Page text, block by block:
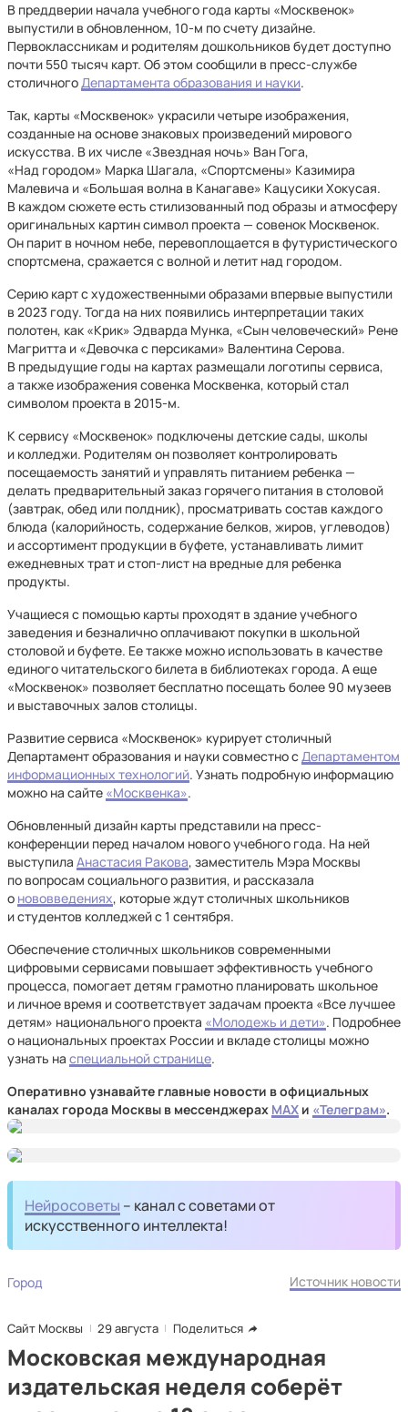
В преддверии начала учебного года карты «Москвенок»
выпустили в обновленном, 10-м по счету дизайне.
Первоклассникам и родителям дошкольников будет доступно
почти 550 тысяч карт. Об этом сообщили в пресс-службе
столичногоДепартамента образования и науки.
Так, карты «Москвенок» украсили четыре изображения,
созданные на основе знаковых произведений мирового
искусства. В их числе «Звездная ночь» Ван Гога,
«Над городом» Марка Шагала, «Спортсмены» Казимира
Малевича и «Большая волна в Канагаве» Кацусики Хокусая.
В каждом сюжете есть стилизованный под образы и атмосферу
оригинальных картин символ проекта — совенок Москвенок.
Он парит в ночном небе, перевоплощается в футуристического
спортсмена, сражается с волной и летит над городом.
Серию карт с художественными образами впервые выпустили
в 2023 году. Тогда на них появились интерпретации таких
полотен, как «Крик» Эдварда Мунка, «Сын человеческий» Рене
Магритта и «Девочка с персиками» Валентина Серова.
В предыдущие годы на картах размещали логотипы сервиса,
а также изображения совенка Москвенка, который стал
символом проекта в 2015-м.
К сервису «Москвенок» подключены детские сады, школы
и колледжи. Родителям он позволяет контролировать
посещаемость занятий и управлять питанием ребенка —
делать предварительный заказ горячего питания в столовой
(завтрак, обед или полдник), просматривать состав каждого
блюда (калорийность, содержание белков, жиров, углеводов)
и ассортимент продукции в буфете, устанавливать лимит
ежедневных трат и стоп-лист на вредные для ребенка
продукты.
Учащиеся с помощью карты проходят в здание учебного
заведения и безналично оплачивают покупки в школьной
столовой и буфете. Ее также можно использовать в качестве
единого читательского билета в библиотеках города. А еще
«Москвенок» позволяет бесплатно посещать более 90 музеев
и выставочных залов столицы.
Развитие сервиса «Москвенок» курирует столичный
Департамент образования и науки совместно сДепартаментом
информационных технологий. Узнать подробную информацию
можно на сайте «Москвенка».
Обновленный дизайн карты представили на пресс-
конференции перед началом нового учебного года. На ней
выступила Анастасия Ракова, заместитель Мэра Москвы
по вопросам социального развития, и рассказала
о нововведениях, которые ждут столичных школьников
и студентов колледжей с 1 сентября.
Обеспечение столичных школьников современными
цифровыми сервисами повышает эффективность учебного
процесса, помогает детям грамотно планировать школьное
и личное время и соответствует задачам проекта «Все лучшее
детям» национального проекта «Молодежь и дети». Подробнее
о национальных проектах России и вкладе столицы можно
узнать на специальной странице.
Оперативно узнавайте главные новости в официальных
каналах города Москвы в мессенджерах MAX и «Телеграм».
Нейросоветы – канал с советами от
искусственного интеллекта!
Город Источник новости
Сайт Москвы 29 августа Поделиться
Московская международная
издательская неделя соберёт